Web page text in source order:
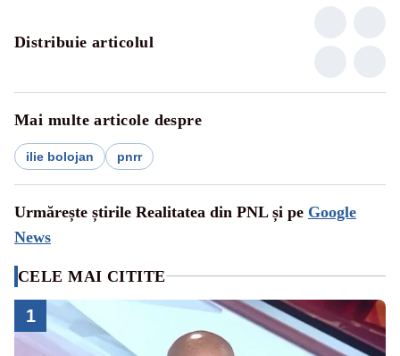
Distribuie articolul
Mai multe articole despre
ilie bolojan pnrr
Urmărește știrile Realitatea din PNL și pe Google
News
CELE MAI CITITE
1